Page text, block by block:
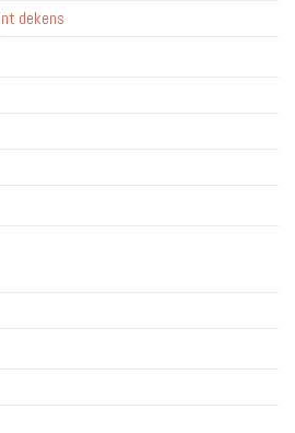
dekens